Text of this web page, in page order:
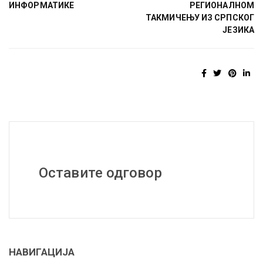
ИНФОРМАТИКЕ
РЕГИОНАЛНОМ
ТАКМИЧЕЊУ ИЗ СРПСКОГ
ЈЕЗИКА
Оставите одговор
НАВИГАЦИЈА